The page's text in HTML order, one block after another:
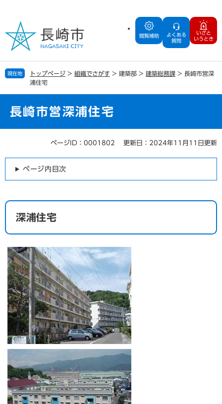
の
で
す
ー
ば
し
閲覧補助
よくある
質問
いざと
いうとき
現在地 トップページ > 組織でさがす > 建築部 > 建築総務課 > 長崎市営深
浦住宅
長崎市営深浦住宅
ページID：0001802 更新日：2024年11月11日更新
ページ内目次
深浦住宅